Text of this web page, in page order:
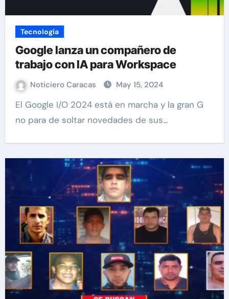
Tecnología
Google lanza un compañero de
trabajo con IA para Workspace
Noticiero Caracas May 15, 2024
El Google I/O 2024 está en marcha y la gran G
no para de soltar novedades de sus…